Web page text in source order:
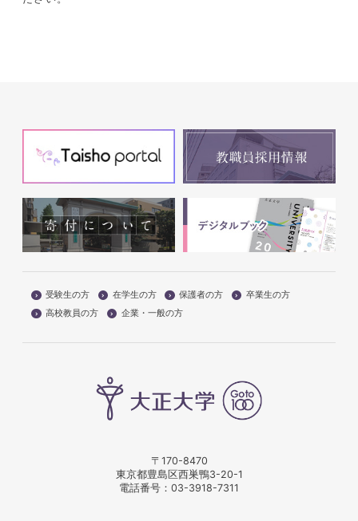
受験生の方 在学生の方 保護者の方
卒業生の方
高校教員の方
企業・一般の方
〒170-8470
東京都豊島区西巣鴨3-20-1
電話番号： 03-3918-7311